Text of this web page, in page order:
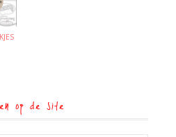
op de site